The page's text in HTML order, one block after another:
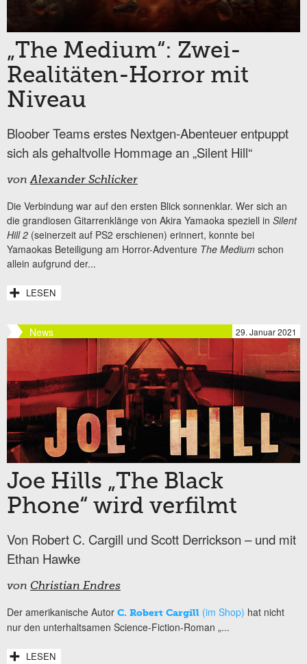
„The Medium“: Zwei-
Realitäten-Horror mit
Niveau
Bloober Teams erstes Nextgen-Abenteuer entpuppt
sich als gehaltvolle Hommage an „Silent Hill“
vonAlexander Schlicker
Die Verbindung war auf den ersten Blick sonnenklar. Wer sich an
die grandiosen Gitarrenklänge von Akira Yamaoka speziell in Silent
Hill 2 (seinerzeit auf PS2 erschienen) erinnert, konnte bei
Yamaokas Beteiligung am Horror-Adventure The Medium schon
allein aufgrund der...
LESEN
News 29. Januar 2021
Joe Hills „The Black
Phone“ wird verfilmt
Von Robert C. Cargill und Scott Derrickson – und mit
Ethan Hawke
von Christian Endres
Der amerikanische Autor C. Robert Cargill (im Shop) hat nicht
nur den unterhaltsamen Science-Fiction-Roman „...
LESEN